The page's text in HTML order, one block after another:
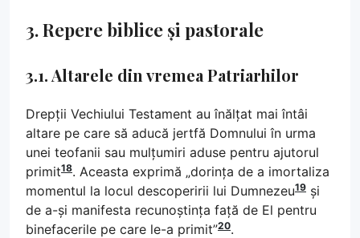
3. Repere biblice și pastorale
3.1. Altarele din vremea Patriarhilor
Drepții Vechiului Testament au înălțat mai întâi
altare pe care să aducă jertfă Domnului în urma
unei teofanii sau mulțumiri aduse pentru ajutorul
primit18. Aceasta exprimă „dorința de a imortaliza
momentul la locul descoperirii lui Dumnezeu19 și
de a-și manifesta recunoștința față de El pentru
binefacerile pe care le-a primit”20.